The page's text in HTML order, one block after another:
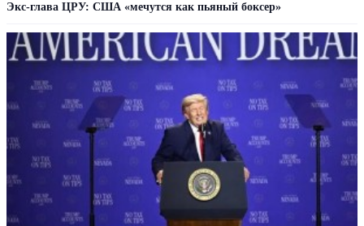
Экс-глава ЦРУ: США «мечутся как пьяный боксер»